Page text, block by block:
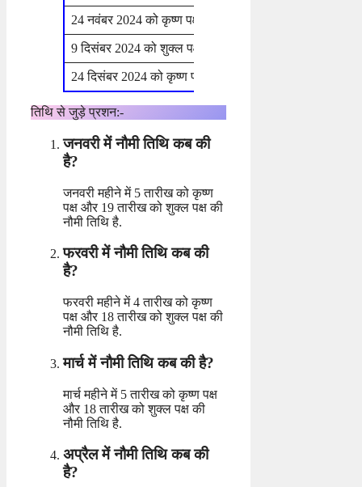
24 नवंबर 2024 को कृष्ण पक्ष की नवमी
9 दिसंबर 2024 को शुक्ल पक्ष की अष्टमी व नवमी
24 दिसंबर 2024 को कृष्ण पक्ष की नवमी
तिथि से जुड़े प्रशन:-
जनवरी में नौमी तिथि कब की
है?
जनवरी महीने में 5 तारीख को कृष्ण
पक्ष और 19 तारीख को शुक्ल पक्ष की
नौमी तिथि है.
फरवरी में नौमी तिथि कब की
है?
फरवरी महीने में 4 तारीख को कृष्ण
पक्ष और 18 तारीख को शुक्ल पक्ष की
नौमी तिथि है.
मार्च में नौमी तिथि कब की है?
मार्च महीने में 5 तारीख को कृष्ण पक्ष
और 18 तारीख को शुक्ल पक्ष की
नौमी तिथि है.
अप्रैल में नौमी तिथि कब की
है?